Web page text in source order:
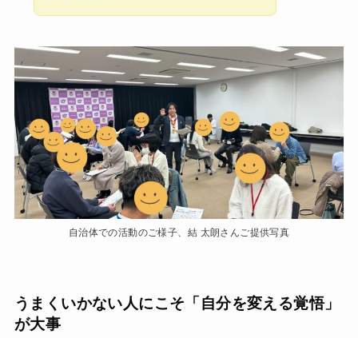
自治体での活動のご様子、結 太朗さんご提供写真
うまくいかない人にこそ「自分を変える覚悟」
が大事